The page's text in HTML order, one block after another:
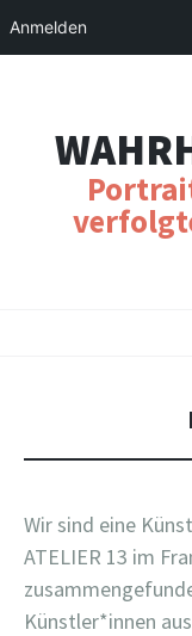
Wir sind eine
ATELIER 13 im
Künstler*innen
Anmelden